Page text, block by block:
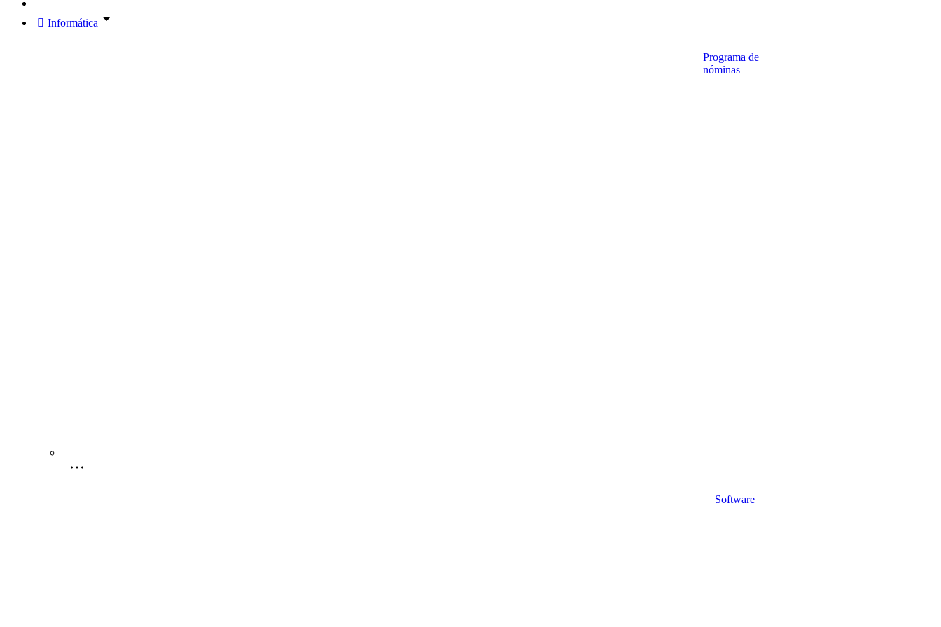
Informática
Programa de
nóminas
Software